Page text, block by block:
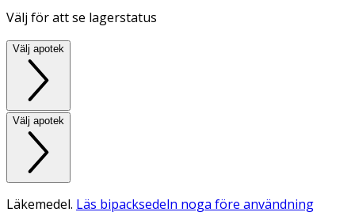
Välj för att se lagerstatus
Välj apotek
Välj apotek
Läkemedel. Läs bipacksedeln noga före användning